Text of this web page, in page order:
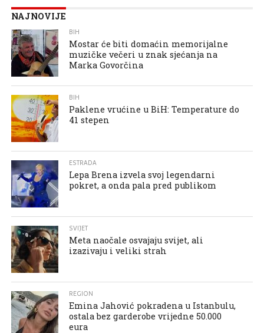
NAJNOVIJE
BIH
Mostar će biti domaćin memorijalne
muzičke večeri u znak sjećanja na
Marka Govorčina
BIH
Paklene vrućine u BiH: Temperature do
41 stepen
ESTRADA
Lepa Brena izvela svoj legendarni
pokret, a onda pala pred publikom
SVIJET
Meta naočale osvajaju svijet, ali
izazivaju i veliki strah
REGION
Emina Jahović pokradena u Istanbulu,
ostala bez garderobe vrijedne 50.000
eura